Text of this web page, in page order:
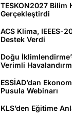
TESKON2027 Bilim
Gerçekleştirdi
ACS Klima, IEEES-
Destek Verdi
Doğu
Verimli
ESSİAD’dan
Pusula Webinarı
KLS’den Eğitime